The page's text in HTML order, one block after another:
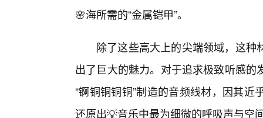
🌸海所需的“金属铠甲”。
除了这些高大上的尖端领域，这
出了巨大的魅力。对于追求极致听感
“锕铜铜铜铜”制造的音频线材，因其
还原出💡音乐中最为细微的呼吸声与空